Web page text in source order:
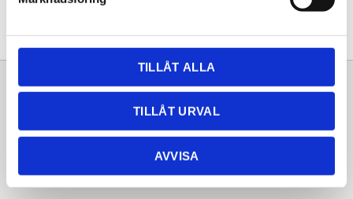
TILLÅT ALLA
TILLÅT URVAL
AVVISA
Sortiment
Natursten
Information
Frågor & svar
Köpvillkor